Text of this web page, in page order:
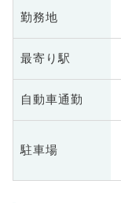
勤務地
最寄り駅
自動車通勤
駐車場